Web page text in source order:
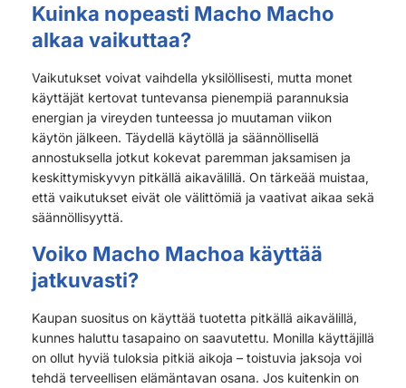
Kuinka nopeasti Macho Macho
alkaa vaikuttaa?
Vaikutukset voivat vaihdella yksilöllisesti, mutta monet
käyttäjät kertovat tuntevansa pienempiä parannuksia
energian ja vireyden tunteessa jo muutaman viikon
käytön jälkeen. Täydellä käytöllä ja säännöllisellä
annostuksella jotkut kokevat paremman jaksamisen ja
keskittymiskyvyn pitkällä aikavälillä. On tärkeää muistaa,
että vaikutukset eivät ole välittömiä ja vaativat aikaa sekä
säännöllisyyttä.
Voiko Macho Machoa käyttää
jatkuvasti?
Kaupan suositus on käyttää tuotetta pitkällä aikavälillä,
kunnes haluttu tasapaino on saavutettu. Monilla käyttäjillä
on ollut hyviä tuloksia pitkiä aikoja – toistuvia jaksoja voi
tehdä terveellisen elämäntavan osana. Jos kuitenkin on